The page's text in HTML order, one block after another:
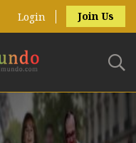
Login Join Us